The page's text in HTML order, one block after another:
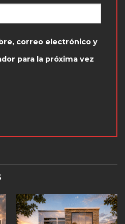
correo electrónico y
para la próxima vez